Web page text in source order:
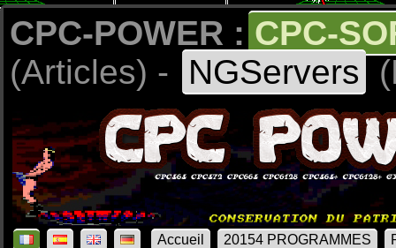
CPC-POWER : CPC-
(Articles) -
NGServers
Accueil 20154 PROGRAMMES